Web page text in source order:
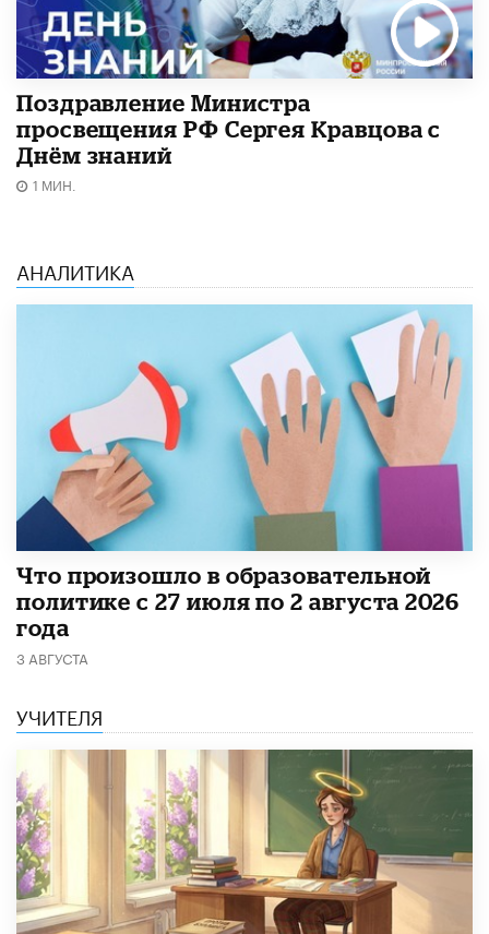
Поздравление Министра
просвещения РФ Сергея Кравцова с
Днём знаний
1 МИН.
АНАЛИТИКА
​Что произошло в образовательной
политике с 27 июля по 2 августа 2026
года
3 АВГУСТА
УЧИТЕЛЯ